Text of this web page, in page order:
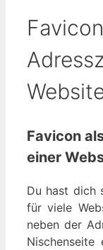
Favicon
einer
Du hast dich
für viele
neben der